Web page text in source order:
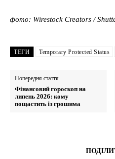
фото: Wirestock Creators /
ТЕГИ Temporary Protected Status
Попередня стаття
Фінансовий гороскоп на
липень 2026: кому
пощастить із грошима